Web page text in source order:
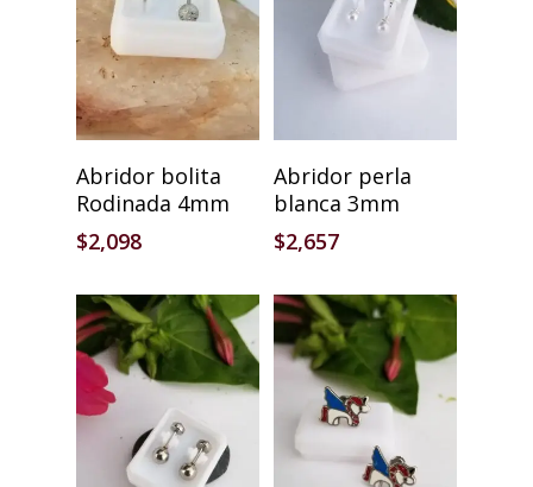
Añadir Al Carrito
Abridor bolita
Rodinada 4mm
$2,098
Añadir Al Carrito
Abridor perla
blanca 3mm
$2,657